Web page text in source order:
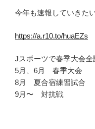
今年も速報していきた
https://a.r10.to/huaEZs
Jスポーツで春季大会
5月、6月 春季大会
8月 夏合宿練習試合
9月〜 対抗戦